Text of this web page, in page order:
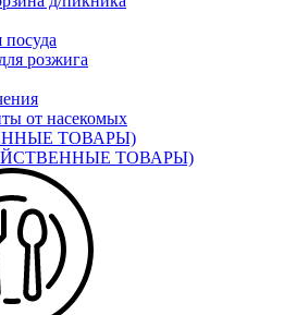
посуда
розжига
от насекомых
ТОВАРЫ)
ТОВАРЫ)